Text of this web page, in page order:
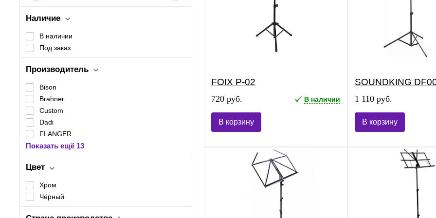
Наличие
В наличии
Под заказ
Производитель
Bison
Brahner
Custom
Dadi
FLANGER
Показать ещё 13
Цвет
Хром
Чёрный
FOIX P-02
720 руб. В наличии
В корзину
SOUNDKING
1 110 руб.
В корзину